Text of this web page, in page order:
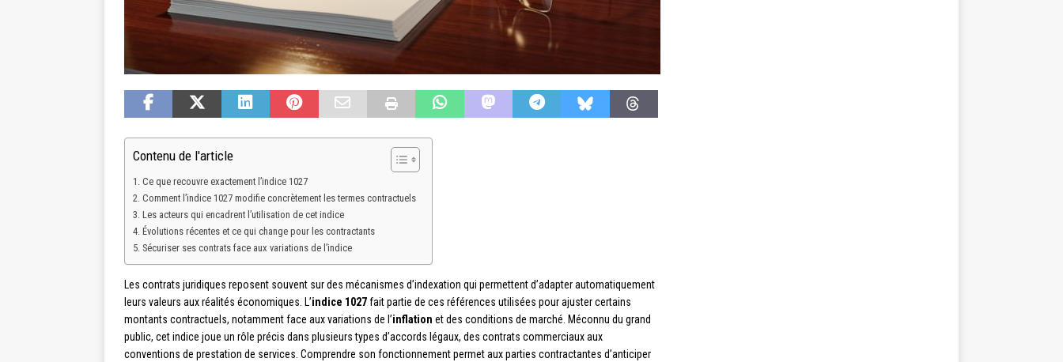
Contenu de l'article
Ce que recouvre exactement l’indice 1027
Comment l’indice 1027 modifie concrètement les termes contractuels
Les acteurs qui encadrent l’utilisation de cet indice
Évolutions récentes et ce qui change pour les contractants
Sécuriser ses contrats face aux variations de l’indice
Les contrats juridiques reposent souvent sur des mécanismes d’indexation qui permettent d’adapter automatiquement
leurs valeurs aux réalités économiques. L’indice 1027fait partie de ces références utilisées pour ajuster certains
montants contractuels, notamment face aux variations de l’inflation et des conditions de marché. Méconnu du grand
public, cet indice joue un rôle précis dans plusieurs types d’accords légaux, des contrats commerciaux aux
conventions de prestation de services. Comprendre son fonctionnement permet aux parties contractantes d’anticiper